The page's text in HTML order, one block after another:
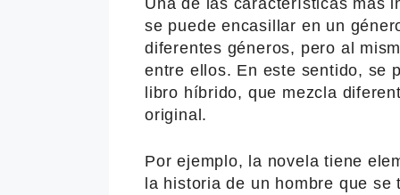
se puede encasillar en un
diferentes géneros, pero al
entre ellos. En este sentido, se
libro híbrido, que mezcla
original.
Por ejemplo, la novela tiene
la historia de un hombre que